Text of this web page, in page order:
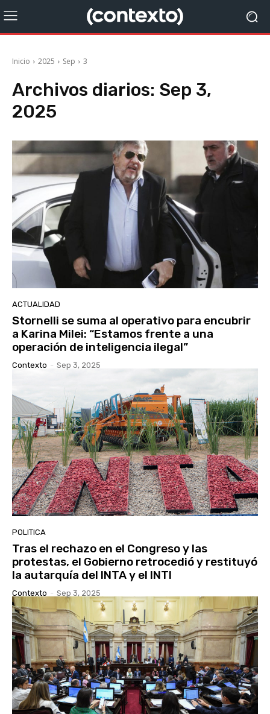
Inicio 2025 Sep 3
Archivos diarios: Sep 3,
2025
ACTUALIDAD
Stornelli se suma al operativo para encubrir
a Karina Milei: “Estamos frente a una
operación de inteligencia ilegal”
Contexto - Sep 3, 2025
POLITICA
Tras el rechazo en el Congreso y las
protestas, el Gobierno retrocedió y restituyó
la autarquía del INTA y el INTI
Contexto - Sep 3, 2025